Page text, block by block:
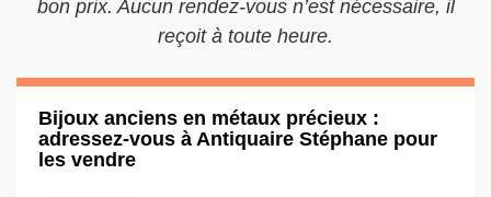
bon prix. Aucun rendez-vous n’est nécessaire, il
reçoit à toute heure.
Bijoux anciens en métaux précieux :
adressez-vous à Antiquaire Stéphane pour
les vendre